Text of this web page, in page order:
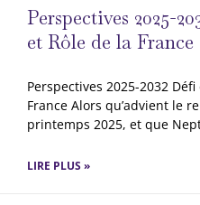
Perspectives 2025-
et Rôle de la France
Perspectives 2025-2032
France Alors qu’advient le
printemps 2025, et que
LIRE PLUS »